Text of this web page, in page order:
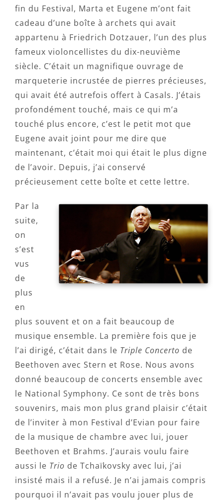
fin du Festival, Marta et Eugene m’ont fait
cadeau d’une boîte à archets qui avait
appartenu à Friedrich Dotzauer, l’un des plus
fameux violoncellistes du dix-neuvième
siècle. C’était un magnifique ouvrage de
marqueterie incrustée de pierres précieuses,
qui avait été autrefois offert à Casals. J’étais
profondément touché, mais ce qui m’a
touché plus encore, c’est le petit mot que
Eugene avait joint pour me dire que
maintenant, c’était moi qui était le plus digne
de l’avoir. Depuis, j’ai conservé
précieusement cette boîte et cette lettre.
Par la
suite,
on
s’est
vus
de
plus
en
plus souvent et on a fait beaucoup de
musique ensemble. La première fois que je
l’ai dirigé, c’était dans le Triple Concerto de
Beethoven avec Stern et Rose. Nous avons
donné beaucoup de concerts ensemble avec
le National Symphony. Ce sont de très bons
souvenirs, mais mon plus grand plaisir c’était
de l’inviter à mon Festival d’Evian pour faire
de la musique de chambre avec lui, jouer
Beethoven et Brahms. J’aurais voulu faire
aussi le Trio de Tchaïkovsky avec lui, j’ai
insisté mais il a refusé. Je n’ai jamais compris
pourquoi il n’avait pas voulu jouer plus de